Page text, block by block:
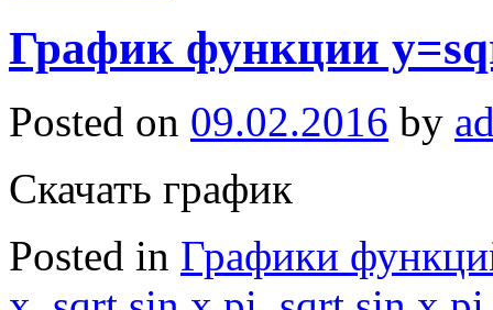
График функции
Posted on 09.02.2016 by
Скачать график
Posted in Графики